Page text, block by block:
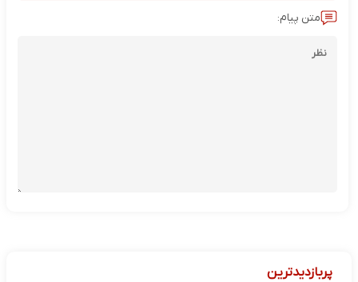
متن پیام:
پربازدیدترین